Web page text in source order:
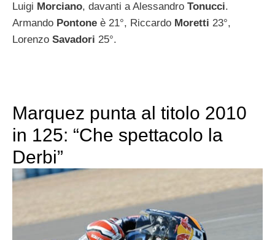
Luigi Morciano, davanti a Alessandro Tonucci.
Armando Pontone è 21°, Riccardo Moretti 23°,
Lorenzo Savadori 25°.
Marquez punta al titolo 2010
in 125: “Che spettacolo la
Derbi”